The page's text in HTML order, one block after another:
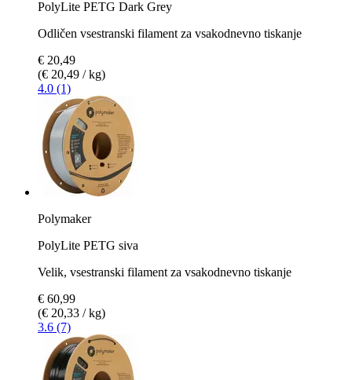
PolyLite PETG Dark Grey
Odličen vsestranski filament za vsakodnevno tiskanje
€ 20,49
(€ 20,49 / kg)
4.0 (1)
Polymaker
PolyLite PETG siva
Velik, vsestranski filament za vsakodnevno tiskanje
€ 60,99
(€ 20,33 / kg)
3.6 (7)